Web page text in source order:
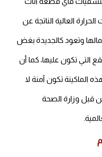
العالية الناتجة عن
وتعود كالجديدة بغض
التي تكون عليها، كما أن
الماكينة تكون آمنة لا
قبل وزارة الصحة